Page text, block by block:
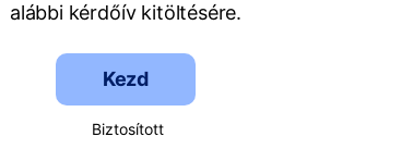
alábbi kérdőív kitöltésére.
Kezd
Biztosított